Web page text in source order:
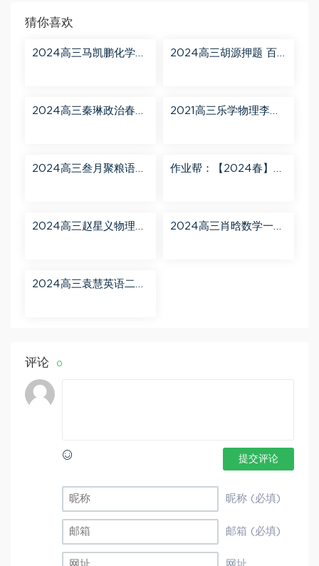
猜你喜欢
2024高三马凯鹏化学一
2024高三胡源押题 百
2024高三秦琳政治春季
2021高三乐学物理李玮
2024高三叁月聚粮语文
作业帮：【2024春】高
2024高三赵星义物理二
2024高三肖晗数学一轮
2024高三袁慧英语二轮
评论 0
提交评论
昵称 (必填)
邮箱 (必填)